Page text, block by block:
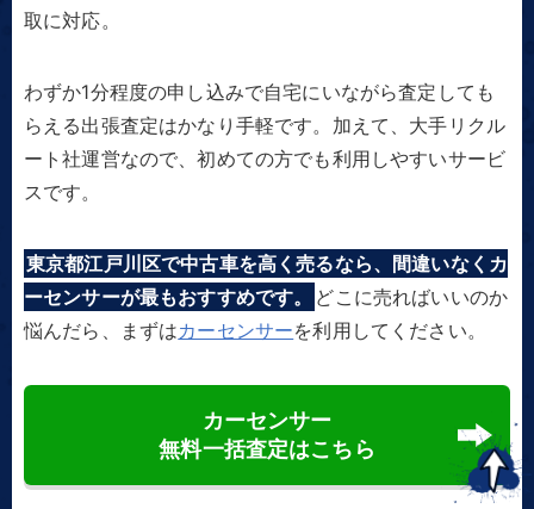
取に対応。
わずか1分程度の申し込みで自宅にいながら査定しても
らえる出張査定はかなり手軽です。加えて、大手リクル
ート社運営なので、初めての方でも利用しやすいサービ
スです。
東京都江戸川区で中古車を高く売るなら、間違いなくカ
ーセンサーが最もおすすめです。
どこに売ればいいのか
悩んだら、まずはカーセンサーを利用してください。
カーセンサー
無料一括査定はこちら